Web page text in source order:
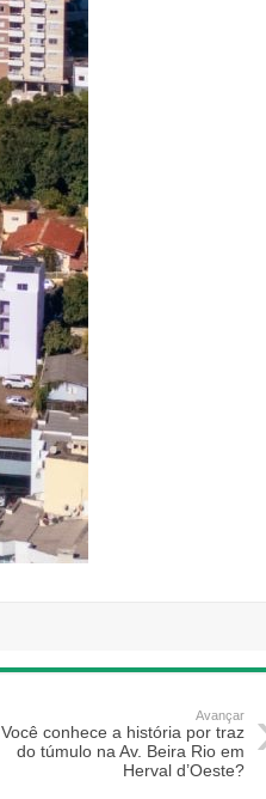
Avançar
Você conhece a história por traz
do túmulo na Av. Beira Rio em
Herval d’Oeste?